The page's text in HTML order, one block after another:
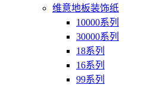
维意地板装饰纸
10000系列
30000系列
18系列
16系列
99系列